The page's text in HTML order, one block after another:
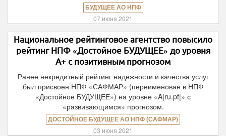
БУДУЩЕЕ АО НПФ
07 июня 2021
Национальное рейтинговое агентство повысило
рейтинг НПФ «Достойное БУДУЩЕЕ» до уровня
А+ с позитивным прогнозом
Ранее некредитный рейтинг надежности и качества услуг
был присвоен НПФ «САФМАР» (переименован в НПФ
«Достойное БУДУЩЕЕ») на уровне «A|ru.pf|» с
«развивающимся» прогнозом.
ДОСТОЙНОЕ БУДУЩЕЕ АО НПФ (САФМАР)
03 июня 2021